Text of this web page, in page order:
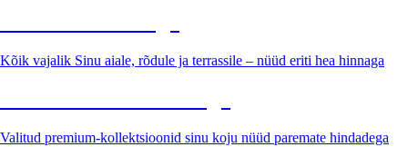
Kõik vajalik Sinu aiale, rõdule ja terrassile – nüüd eriti hea hinnaga
Valitud premium-kollektsioonid sinu koju nüüd paremate hindadega